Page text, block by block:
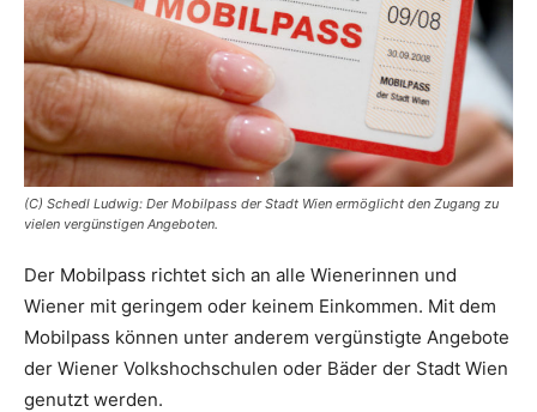
(C) Schedl Ludwig: Der Mobilpass der Stadt Wien ermöglicht den Zugang zu
vielen vergünstigen Angeboten.
Der Mobilpass richtet sich an alle Wienerinnen und
Wiener mit geringem oder keinem Einkommen. Mit dem
Mobilpass können unter anderem vergünstigte Angebote
der Wiener Volkshochschulen oder Bäder der Stadt Wien
genutzt werden.